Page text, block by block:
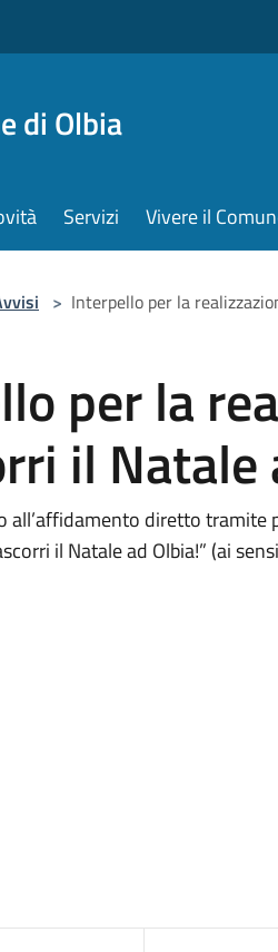
di Olbia
Servizi Vivere il
> Interpello per la
per la
il Natale
all’affidamento diretto
il Natale ad Olbia!” (ai